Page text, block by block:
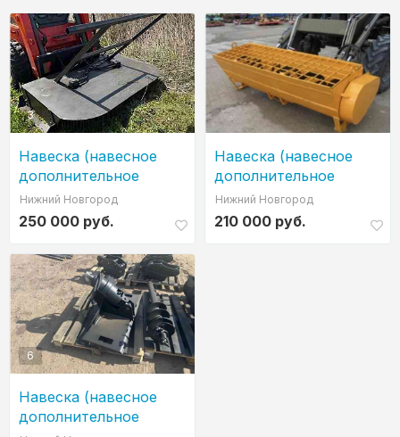
3
Навеска (навесное
дополнительное
вспомогательное
оборудование) мульчер
Нижний Новгород
250 000 руб.
Навеска (навесное
дополнительное
вспомогательное
оборудование) ковш W
Нижний Новгород
210 000 руб.
6
Навеска (навесное
дополнительное